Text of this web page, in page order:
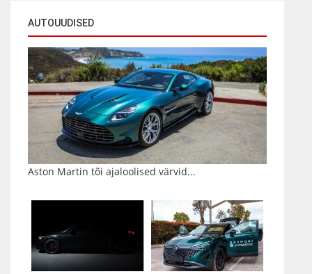
AUTOUUDISED
Aston Martin tõi ajaloolised värvid...